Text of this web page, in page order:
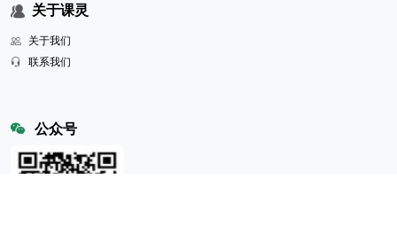
关于课灵
关于我们
联系我们
公众号